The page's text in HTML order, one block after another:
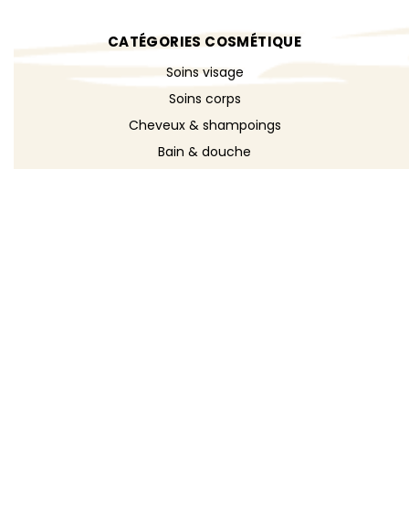
CATÉGORIES COSMÉTIQUE
Soins visage
Soins corps
Cheveux & shampoings
Bain & douche